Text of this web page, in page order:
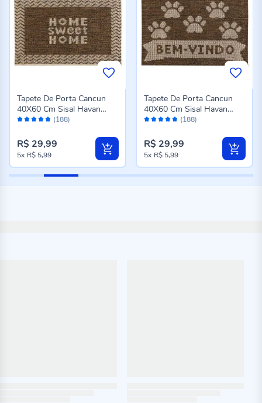
Avaliação: (188)
Tapete De Porta Cancun
40X60 Cm Sisal Havan
Casa - Home Sweet Home
R$ 29,99
5x R$ 5,99
Avaliação: (188)
Tapete De Porta Cancun
40X60 Cm Sisal Havan
Casa - Bem-Vindo Patas
R$ 29,99
5x R$ 5,99